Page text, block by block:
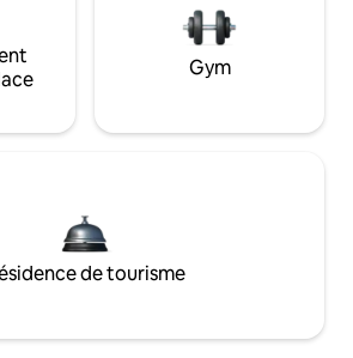
Gym
de tourisme